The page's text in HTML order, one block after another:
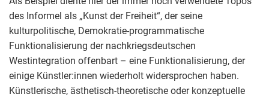
des Informel als „Kunst der Freiheit“, der seine
kulturpolitische, Demokratie-programmatische
Funktionalisierung der nachkriegsdeutschen
Westintegration offenbart – eine Funktionalisierung, der
einige Künstler:innen wiederholt widersprochen haben.
Künstlerische, ästhetisch-theoretische oder konzeptuelle